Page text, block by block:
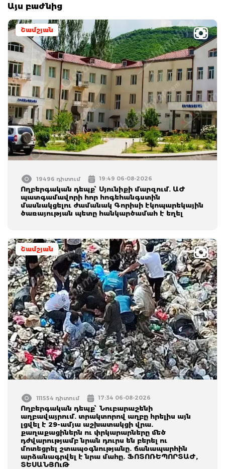
Այս բաժնից
Շամշյան
19496 դիտում 19:49 06-08-2026
Ողբերգական դեպք՝ Սյունիքի մարզում. ԱԺ
պատգամավորի հոր հոգեհանգստին
մասնակցելու ժամանակ Գորիսի էկոպարեկային
ծառայության պետը հանկարծամահ է եղել
Շամշյան
111554 դիտում 17:34 06-08-2026
Ողբերգական դեպք՝ Նուբարաշենի
աղբավայրում. տրակտորով աղբը հրելիս այն
լցվել է 29-ամյա աշխատակցի վրա.
քաղաքացիներն ու փրկարարները մեծ
դժվարությամբ նրան դուրս են բերել ու
մոտեցրել շտապօգնությանը. ճանապարհին
արձանագրվել է նրա մահը. ՖՈՏՈՌԵՊՈՐՏԱԺ,
ՏԵՍԱՆՅՈւԹ